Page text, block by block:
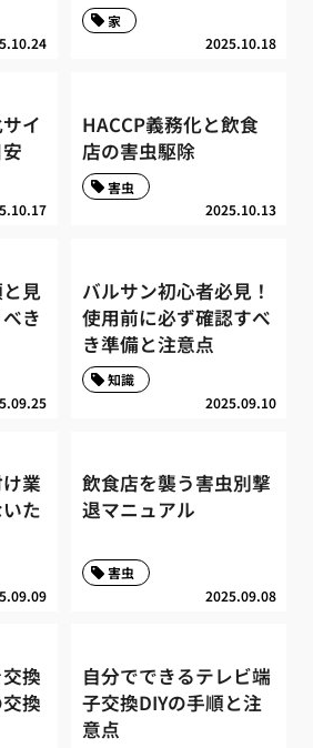
2025.10.18
家
イ
HACCP義務化と飲食
店の害虫駆除
2025.10.13
害虫
見
き
バルサン初心者必見！
使用前に必ず確認すべ
き準備と注意点
2025.09.10
知識
業
た
飲食店を襲う害虫別撃
退マニュアル
2025.09.08
害虫
換
換
自分でできるテレビ端
子交換DIYの手順と注
意点